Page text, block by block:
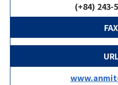
(+84) 243-
FAX
URL